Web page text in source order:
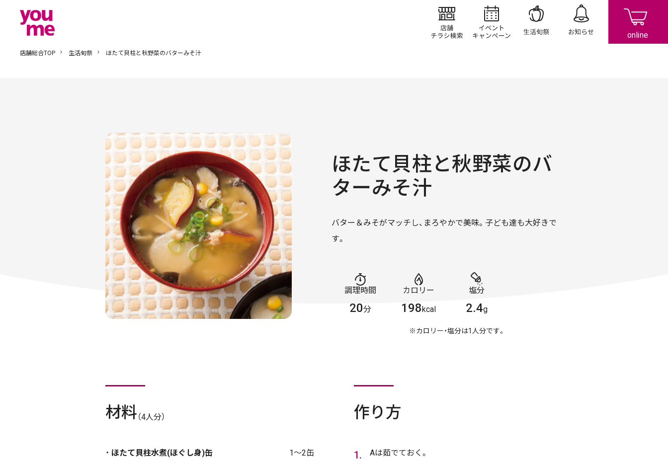
店舗/チラシ検索イベント/キャンペーン
生活旬祭 お知らせ
店舗総合TOP 生活旬祭 ほたて貝柱と秋野菜のバターみそ汁
ほたて貝柱と秋野菜のバ
ターみそ汁
バター＆みそがマッチし、まろやかで美味。子ども達も大好きで
す。
調理時間
20分
カロリー
198kcal
塩分
2.4g
※カロリー・塩分は1人分です。
材料 （4人分）
ほたて貝柱水煮(ほぐし身)缶
1～2缶
作り方
Aは茹でておく。